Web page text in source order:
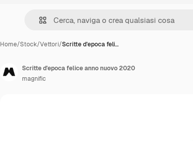
Home/Stock/Vettori/Scritte d'epoca feli…
Scritte d'epoca felice anno nuovo 2020
magnific